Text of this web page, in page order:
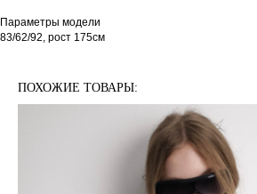
Параметры модели
83/62/92, рост 175см
ПОХОЖИЕ ТОВАРЫ: